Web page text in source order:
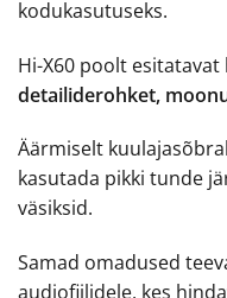
kodukasutuseks.
Hi-X60 poolt
detailiderohket,
Äärmiselt
kasutada pikki tunde
väsiksid.
Samad omadused
audiofiilidele, kes